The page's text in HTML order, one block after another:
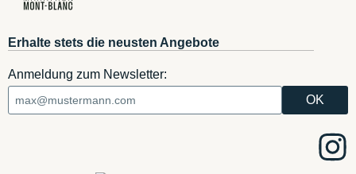
Erhalte stets die neusten Angebote
Anmeldung zum Newsletter: